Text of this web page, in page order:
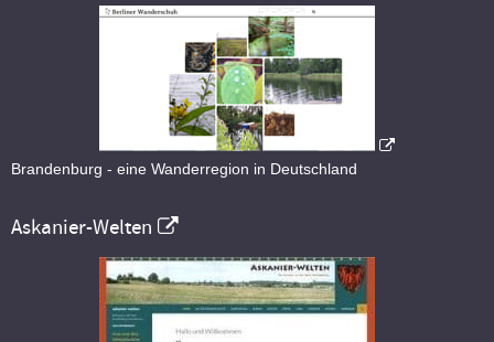
Brandenburg - eine Wanderregion in Deutschland
Askanier-Welten